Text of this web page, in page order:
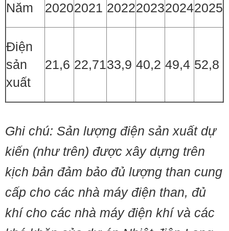
Năm 20202021 2022202320242025
Điện
sản
xuất
21,6 22,7133,9 40,2 49,4 52,8
Ghi chú: Sản lượng điện sản xuất dự
kiến (như trên) được xây dựng trên
kịch bản đảm bảo đủ lượng than cung
cấp cho các nhà máy điện than, đủ
khí cho các nhà máy điện khí và các